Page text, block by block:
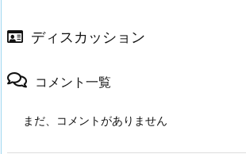
ディスカッション
コメント一覧
まだ、コメントがありません